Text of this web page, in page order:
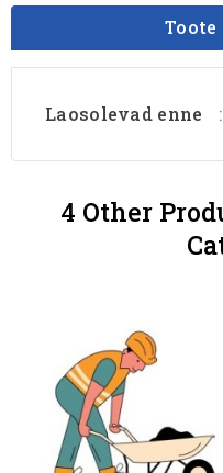
Laosolevad enne
4 Other